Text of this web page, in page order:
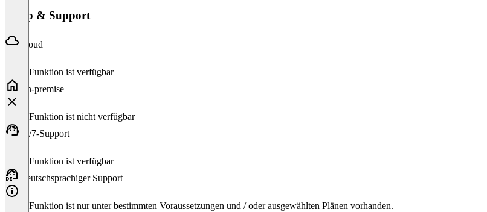
Setup & Support
Cloud
Diese Funktion ist verfügbar
On-premise
Diese Funktion ist nicht verfügbar
24/7-Support
Diese Funktion ist verfügbar
Deutschsprachiger Support
Diese Funktion ist nur unter bestimmten Voraussetzungen und / oder ausgewählten Plänen vorhanden.